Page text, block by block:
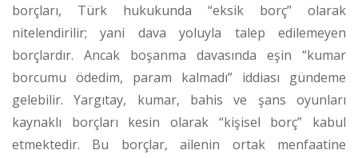
borçları, Türk hukukunda “eksik borç” olarak
nitelendirilir; yani dava yoluyla talep edilemeyen
borçlardır. Ancak boşanma davasında eşin “kumar
borcumu ödedim, param kalmadı” iddiası gündeme
gelebilir. Yargıtay, kumar, bahis ve şans oyunları
kaynaklı borçları kesin olarak “kişisel borç” kabul
etmektedir. Bu borçlar, ailenin ortak menfaatine